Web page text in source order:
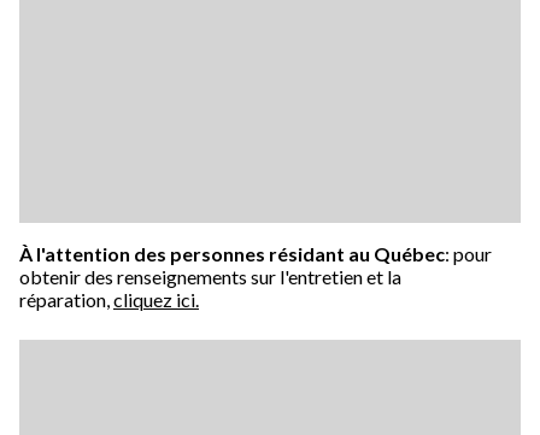
À l'attention des personnes résidant au Québec: pour
obtenir des renseignements sur l'entretien et la
réparation,cliquez ici.